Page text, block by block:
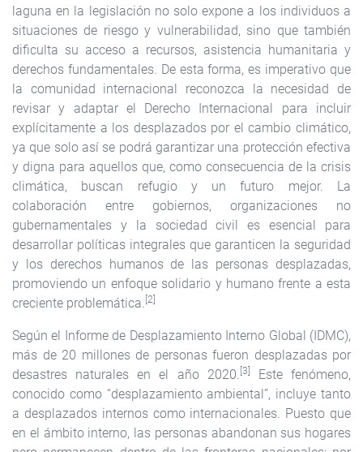
laguna en la legislación no solo expone a los individuos a
situaciones de riesgo y vulnerabilidad, sino que también
dificulta su acceso a recursos, asistencia humanitaria y
derechos fundamentales. De esta forma, es imperativo que
la comunidad internacional reconozca la necesidad de
revisar y adaptar el Derecho Internacional para incluir
explícitamente a los desplazados por el cambio climático,
ya que solo así se podrá garantizar una protección efectiva
y digna para aquellos que, como consecuencia de la crisis
climática, buscan refugio y un futuro mejor. La
colaboración entre gobiernos, organizaciones no
gubernamentales y la sociedad civil es esencial para
desarrollar políticas integrales que garanticen la seguridad
y los derechos humanos de las personas desplazadas,
promoviendo un enfoque solidario y humano frente a esta
creciente problemática. [2]
Según el Informe de Desplazamiento Interno Global (IDMC),
más de 20 millones de personas fueron desplazadas por
desastres naturales en el año 2020. [3]
Este fenómeno,
conocido como “desplazamiento ambiental”, incluye tanto
a desplazados internos como internacionales. Puesto que
en el ámbito interno, las personas abandonan sus hogares